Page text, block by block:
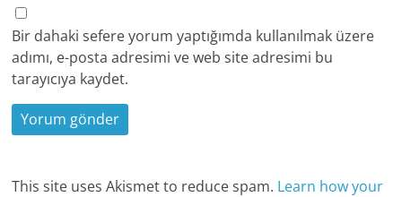
Bir dahaki sefere yorum yaptığımda kullanılmak üzere
adımı, e-posta adresimi ve web site adresimi bu
tarayıcıya kaydet.
This site uses Akismet to reduce spam. Learn how your